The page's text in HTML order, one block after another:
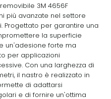
3M 4656F
più avanzate nel settore
Progettato per garantire una
la superficie
un'adesione forte ma
per applicazioni
Con una larghezza di
il nastro è realizzato in
di adattarsi
e di fornire un'ottima